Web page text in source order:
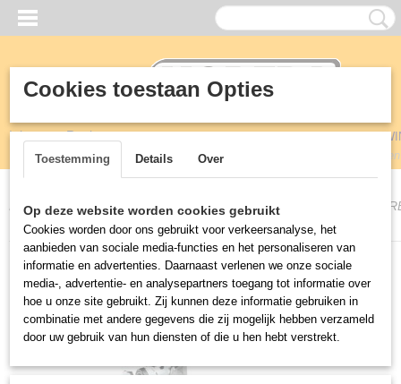
Inloggen Registreren
UW
Home >Kranen>Encore - Saniguard>parts> KN55-7010
Tussenkraan
Cookies toestaan Opties
Toestemming Details Over
Op deze website worden cookies gebruikt
Cookies worden door ons gebruikt voor verkeersanalyse, het
aanbieden van sociale media-functies en het personaliseren van
informatie en advertenties. Daarnaast verlenen we onze sociale
media-, advertentie- en analysepartners toegang tot informatie over
hoe u onze site gebruikt. Zij kunnen deze informatie gebruiken in
combinatie met andere gegevens die zij mogelijk hebben verzameld
door uw gebruik van hun diensten of die u hen hebt verstrekt.